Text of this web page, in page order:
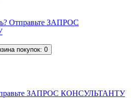
Отправьте ЗАПРОС
покупок: 0
ЗАПРОС КОНСУЛЬТАНТУ